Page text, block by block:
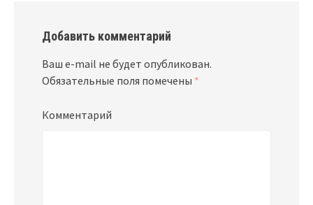
Добавить комментарий
Ваш e-mail не будет опубликован.
Обязательные поля помечены *
Комментарий